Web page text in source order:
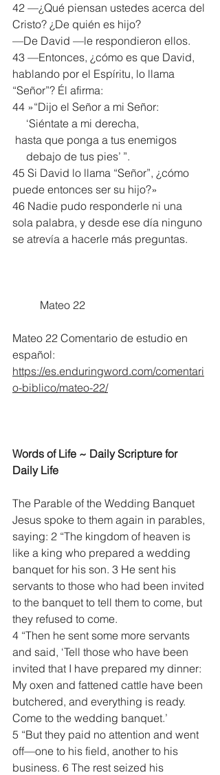
42 —¿Qué piensan ustedes acerca del
Cristo? ¿De quién es hijo?
—De David —le respondieron ellos.
43 —Entonces, ¿cómo es que David,
hablando por el Espíritu, lo llama
“Señor”? Él afirma:
44 »“Dijo el Señor a mi Señor:
     ‘Siéntate a mi derecha,
hasta que ponga a tus enemigos
     debajo de tus pies’ ”.
45 Si David lo llama “Señor”, ¿cómo
puede entonces ser su hijo?»
46 Nadie pudo responderle ni una
sola palabra, y desde ese día ninguno
se atrevía a hacerle más preguntas.
	Mateo 22
Mateo 22 Comentario de estudio en
español:
https://es.enduringword.com/comentari
o-biblico/mateo-22/
Words of Life ~ Daily Scripture for
Daily Life
The Parable of the Wedding Banquet
Jesus spoke to them again in parables,
saying: 2 “The kingdom of heaven is
like a king who prepared a wedding
banquet for his son. 3 He sent his
servants to those who had been invited
to the banquet to tell them to come, but
they refused to come.
4 “Then he sent some more servants
and said, ‘Tell those who have been
invited that I have prepared my dinner:
My oxen and fattened cattle have been
butchered, and everything is ready.
Come to the wedding banquet.’
5 “But they paid no attention and went
off—one to his field, another to his
business. 6 The rest seized his